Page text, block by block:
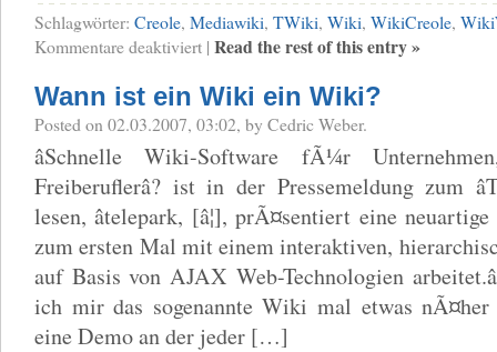
Schlagwörter: Creole, Mediawiki, TWiki, Wiki, WikiCreole,
Kommentare deaktiviert für
CamelCase?
Syntax
und
Usability
| Read the rest of this entry »
Wann ist ein Wiki ein Wiki?
Posted on 02.03.2007, 03:02, by Cedric Weber.
âSchnelle Wiki-Software fÃ¼r
Freiberuflerâ? ist in der Pressemeldung zum
lesen, âtelepark, [â¦], prÃ¤sentiert eine
zum ersten Mal mit einem interaktiven,
auf Basis von AJAX Web-Technologien
ich mir das sogenannte Wiki mal etwas nÃ¤her
eine Demo an der jeder […]